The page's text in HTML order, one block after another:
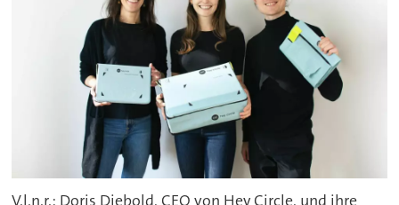
V.l.n.r.: Doris Diebold, CEO von Hey Circle, und ihre